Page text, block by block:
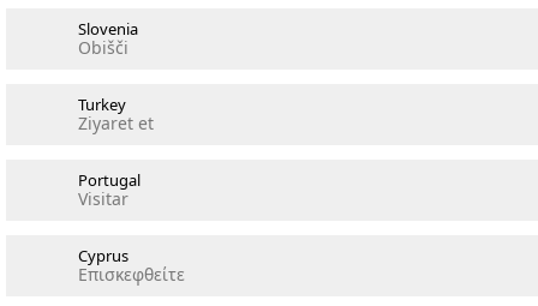
Slovenia
Obišči
Turkey
Ziyaret et
Portugal
Visitar
Cyprus
Επισκεφθείτε